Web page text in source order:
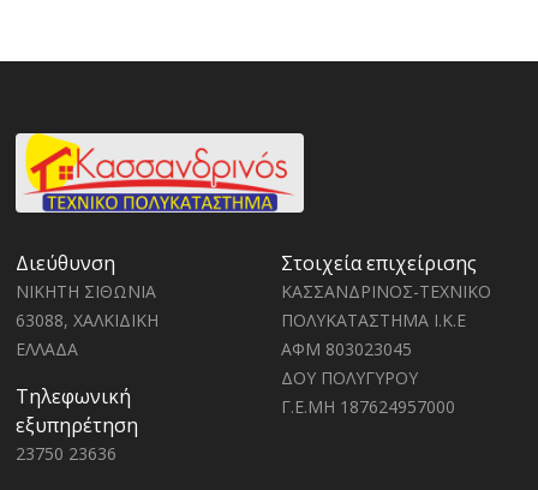
Διεύθυνση
ΝΙΚΗΤΗ ΣΙΘΩΝΙΑ
63088, ΧΑΛΚΙΔΙΚΗ
ΕΛΛΑΔΑ
Τηλεφωνική
εξυπηρέτηση
23750 23636
Στοιχεία επιχείρισης
ΚΑΣΣΑΝΔΡΙΝΟΣ-ΤΕΧΝΙΚΟ
ΠΟΛΥΚΑΤΑΣΤΗΜΑ Ι.Κ.Ε
ΑΦΜ 803023045
ΔΟΥ ΠΟΛΥΓΥΡΟΥ
Γ.Ε.ΜΗ 187624957000